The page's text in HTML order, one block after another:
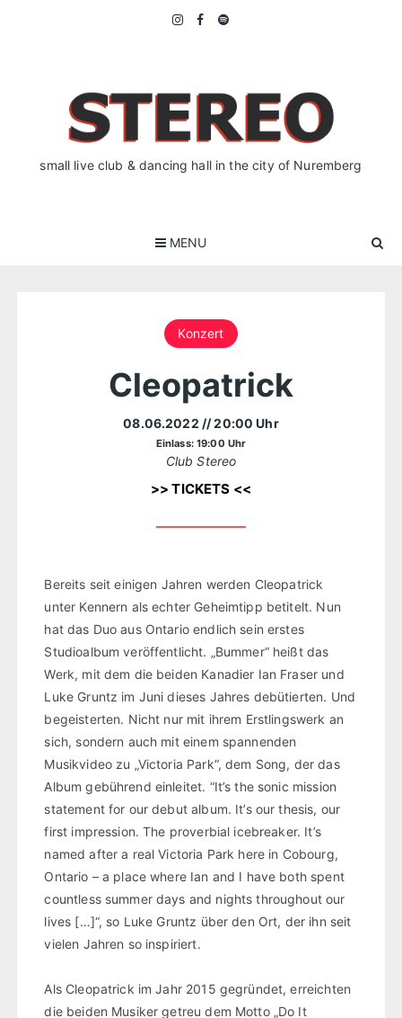
small live club & dancing hall in the city of Nuremberg
MENU
Konzert
Cleopatrick
08.06.2022 // 20:00 Uhr
Einlass: 19:00 Uhr
Club Stereo
>> TICKETS <<
Bereits seit einigen Jahren werden Cleopatrick
unter Kennern als echter Geheimtipp betitelt. Nun
hat das Duo aus Ontario endlich sein erstes
Studioalbum veröffentlicht. „Bummer“ heißt das
Werk, mit dem die beiden Kanadier Ian Fraser und
Luke Gruntz im Juni dieses Jahres debütierten. Und
begeisterten. Nicht nur mit ihrem Erstlingswerk an
sich, sondern auch mit einem spannenden
Musikvideo zu „Victoria Park“, dem Song, der das
Album gebührend einleitet. “It’s the sonic mission
statement for our debut album. It’s our thesis, our
first impression. The proverbial icebreaker. It’s
named after a real Victoria Park here in Cobourg,
Ontario – a place where Ian and I have both spent
countless summer days and nights throughout our
lives […]“, so Luke Gruntz über den Ort, der ihn seit
vielen Jahren so inspiriert.
Als Cleopatrick im Jahr 2015 gegründet, erreichten
die beiden Musiker getreu dem Motto „Do It